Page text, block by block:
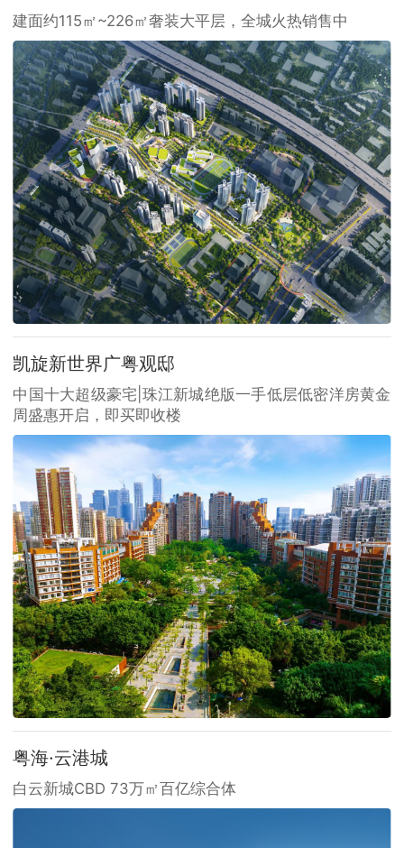
建面约115㎡~226㎡奢装大平层，全城火热销售中
凯旋新世界广粤观邸
中国十大超级豪宅|珠江新城绝版一手低层低密洋房黄金
周盛惠开启，即买即收楼
粤海·云港城
白云新城CBD 73万㎡百亿综合体